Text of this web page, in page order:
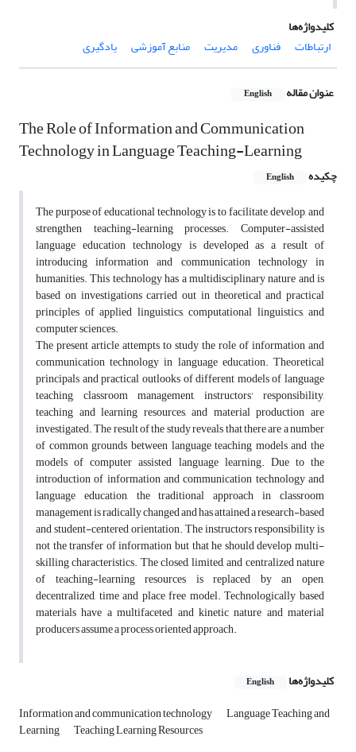
کلیدواژه‌ها
ارتباطات
فناوری مدیریت منابع آموزشی یادگیری
عنوان مقاله English
The Role of Information and Communication
Technology in Language Teaching-Learning
چکیده English
The purpose of educational technology is to facilitate, develop, and
strengthen teaching-learning processes. Computer-assisted
language education technology is developed as a result of
introducing information and communication technology in
humanities. This technology has a multidisciplinary nature and is
based on investigations carried out in theoretical and practical
principles of applied linguistics, computational linguistics, and
computer sciences.
The present article attempts to study the role of information and
communication technology in language education. Theoretical
principals and practical outlooks of different models of language
teaching, classroom management, instructors' responsibility,
teaching and learning resources, and material production are
investigated. The result of the study reveals that there are a number
of common grounds between language teaching models and the
models of computer assisted language learning. Due to the
introduction of information and communication technology and
language education, the traditional approach in classroom
management is radically changed and has attained a research-based
and student-centered orientation. The instructors responsibility is
not the transfer of information but that he should develop multi-
skilling characteristics. The closed, limited, and centralized nature
of teaching-learning resources is replaced by an open,
decentralized, time and place free model. Technologically based
materials have a multifaceted and kinetic nature and material
producers assume a process oriented approach.
کلیدواژه‌ها English
Information and communication technology Language Teaching and
Learning Teaching Learning Resources